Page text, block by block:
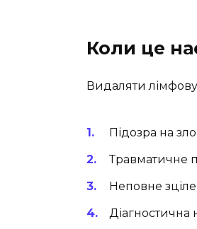
Коли це
Видаляти
Підозра на
Травматичне
Неповне
Діагностична